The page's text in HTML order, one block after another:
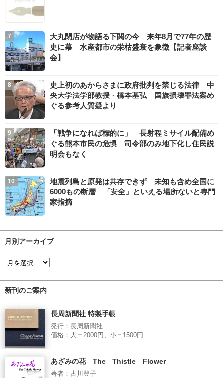
大丸閉店が物語る下関の今 来年8月で77年の歴
史に幕 水産都市の栄枯盛衰を象徴【記者座談
会】
史上初のあからさまに政府批判を禁じる法律 中
央大学法学部教授・橋本基弘 国旗損壊罪法案め
ぐる参考人質疑より
「戦争になれば標的に」 長射程ミサイル配備め
ぐる熊本市民の危惧 司令部のみ地下化し住民説
明会もなく
地震列島と原発は共存できず 未知も含め全国に
6000もの断層 「安全」といえる場所ないと専門
家指摘
月別アーカイブ
新刊のご案内
長周新聞社 特製手帳
発行：長周新聞社
価格：大＝2000円、小＝1500円
あざみの花 The Thistle Flower
著者：古川豊子